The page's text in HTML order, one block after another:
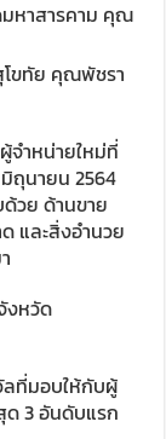
หาสารคาม คุณ
โขทัย คุณพัชรา
จำหน่ายใหม่ที่
มิถุนายน 2564
วย ด้านขาย
และสิ่งอำนวย
งหวัด
ลที่มอบให้กับผู้
ด 3 อันดับแรก